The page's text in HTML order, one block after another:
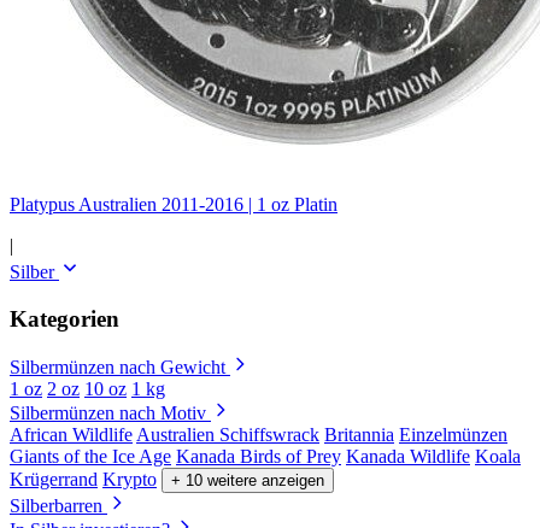
Platypus Australien 2011-2016 | 1 oz Platin
|
Silber
Kategorien
Silbermünzen nach Gewicht
1 oz 2 oz 10 oz 1 kg
Silbermünzen nach Motiv
African Wildlife Australien Schiffswrack Britannia Einzelmünzen
Giants of the Ice Age Kanada Birds of Prey Kanada Wildlife Koala
Krügerrand Krypto + 10 weitere anzeigen
Silberbarren